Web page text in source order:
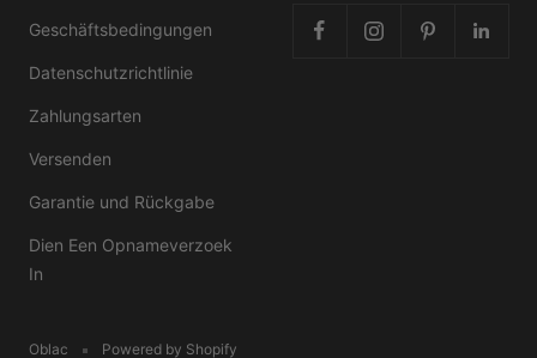
Geschäftsbedingungen
Datenschutzrichtlinie
Zahlungsarten
Versenden
Garantie und Rückgabe
Dien Een Opnameverzoek
In
Oblac Powered by Shopify